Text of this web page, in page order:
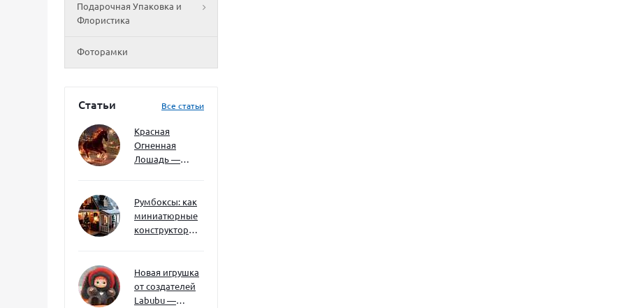
Подарочная Упаковка и
Флористика
Фоторамки
Статьи Все статьи
Красная
Огненная
Лошадь —
ждать и как
подготовиться
Румбоксы: как
миниатюрные
конструкторы
мышление и
внимание к
деталям
Новая игрушка
от создателей
Labubu —